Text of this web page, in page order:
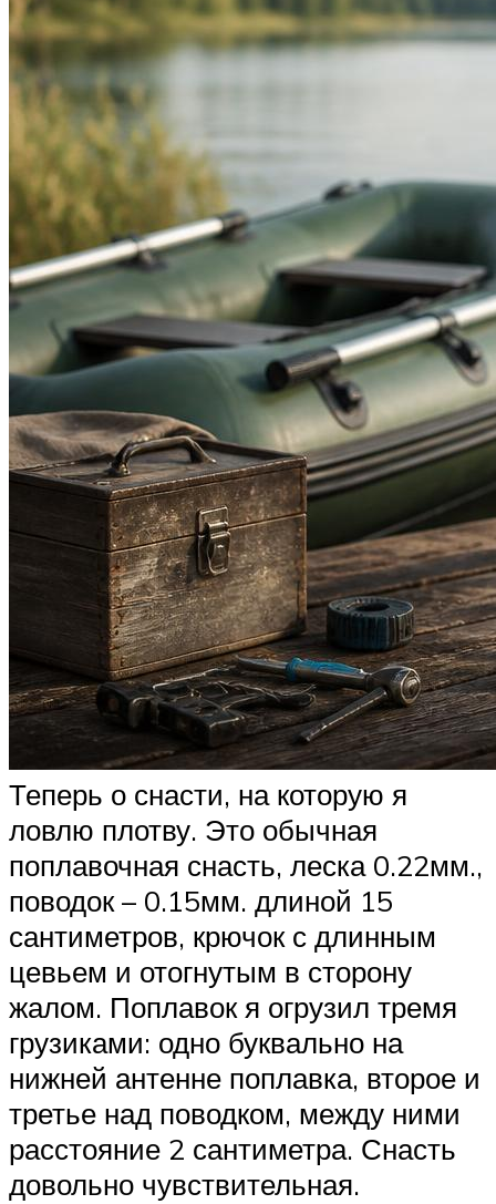
Теперь о снасти, на которую я
ловлю плотву. Это обычная
поплавочная снасть, леска 0.22мм.,
поводок – 0.15мм. длиной 15
сантиметров, крючок с длинным
цевьем и отогнутым в сторону
жалом. Поплавок я огрузил тремя
грузиками: одно буквально на
нижней антенне поплавка, второе и
третье над поводком, между ними
расстояние 2 сантиметра. Снасть
довольно чувствительная.